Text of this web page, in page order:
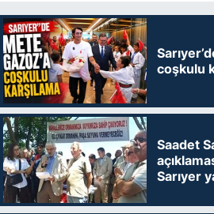
coşkulu
Saadet
Sarıyer